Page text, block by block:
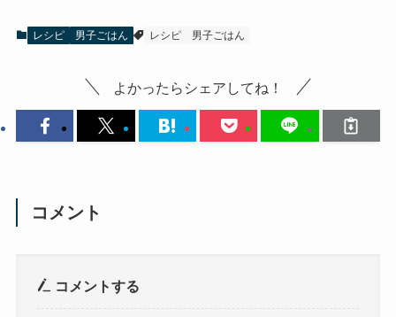
レシピ 男子ごはん レシピ 男子ごはん
よかったらシェアしてね！
コメント
コメントする